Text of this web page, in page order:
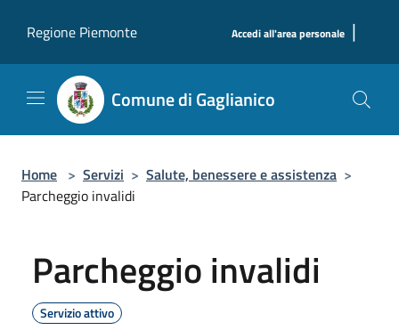
Regione Piemonte
Accedi all'area personale |
Comune di Gaglianico
Home > Servizi > Salute, benessere e assistenza >
Parcheggio invalidi
Parcheggio invalidi
Servizio attivo